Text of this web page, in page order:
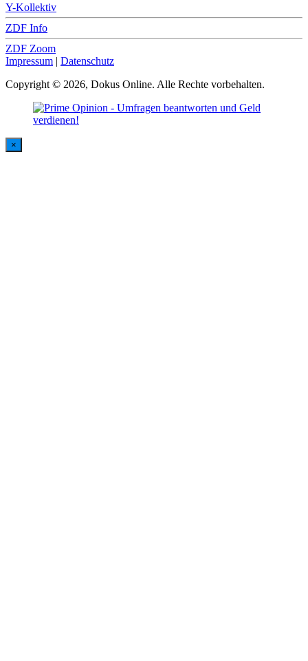
Y-Kollektiv
ZDF Info
ZDF Zoom
Impressum | Datenschutz
Copyright © 2026, Dokus Online. Alle Rechte vorbehalten.
×